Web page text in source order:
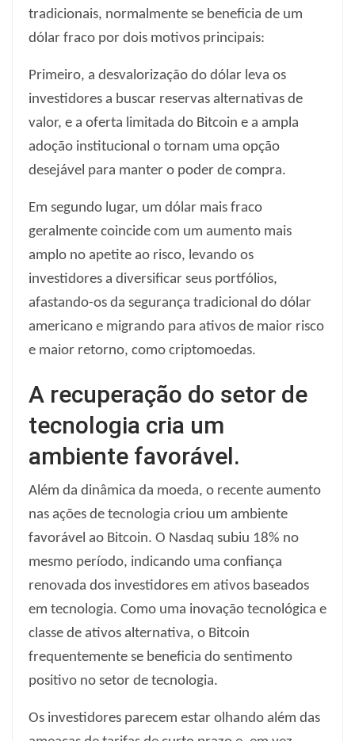
tradicionais, normalmente se beneficia de um
dólar fraco por dois motivos principais:
Primeiro, a desvalorização do dólar leva os
investidores a buscar reservas alternativas de
valor, e a oferta limitada do Bitcoin e a ampla
adoção institucional o tornam uma opção
desejável para manter o poder de compra.
Em segundo lugar, um dólar mais fraco
geralmente coincide com um aumento mais
amplo no apetite ao risco, levando os
investidores a diversificar seus portfólios,
afastando-os da segurança tradicional do dólar
americano e migrando para ativos de maior risco
e maior retorno, como criptomoedas.
A recuperação do setor de
tecnologia cria um
ambiente favorável.
Além da dinâmica da moeda, o recente aumento
nas ações de tecnologia criou um ambiente
favorável ao Bitcoin. O Nasdaq subiu 18% no
mesmo período, indicando uma confiança
renovada dos investidores em ativos baseados
em tecnologia. Como uma inovação tecnológica e
classe de ativos alternativa, o Bitcoin
frequentemente se beneficia do sentimento
positivo no setor de tecnologia.
Os investidores parecem estar olhando além das